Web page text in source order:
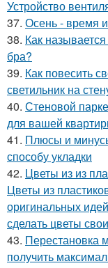
Устройство
37. Осень - время
38. Как
бра?
39. Как повесить
светильник на
40. Стеновой
для вашей
41. Плюсы и
способу укладки
42. Цветы из из
Цветы из
оригинальных
сделать цветы
43. Перестановка
получить